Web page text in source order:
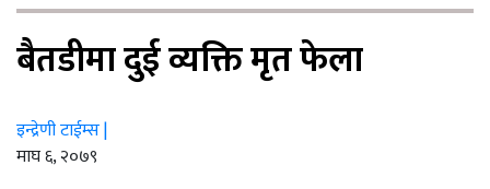
पत्रपत्रिका
विश्व
मनोरञ्जन
स्वास्थ्य
बैतडीमा दुई व्यक्ति मृत फेला
इन्द्रेणी टाईम्स |
माघ ६, २०७९